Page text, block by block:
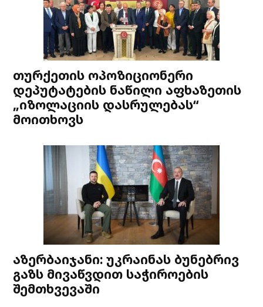
თურქეთის ოპოზიციონერი
დეპუტატების ნაწილი აფხაზეთის
„იზოლაციის დასრულებას“
მოითხოვს
აზერბაიჯანი: უკრაინას ბუნებრივ
გაზს მივაწვდით საჭიროების
შემთხვევაში